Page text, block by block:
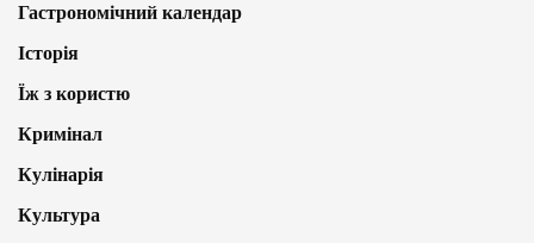
Гастрономічний календар
Історія
Їж з користю
Кримінал
Кулінарія
Культура